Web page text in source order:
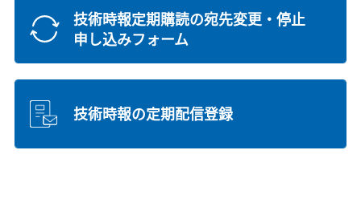
技術時報定期購読の宛先変更・停止
申し込みフォーム
技術時報の定期配信登録